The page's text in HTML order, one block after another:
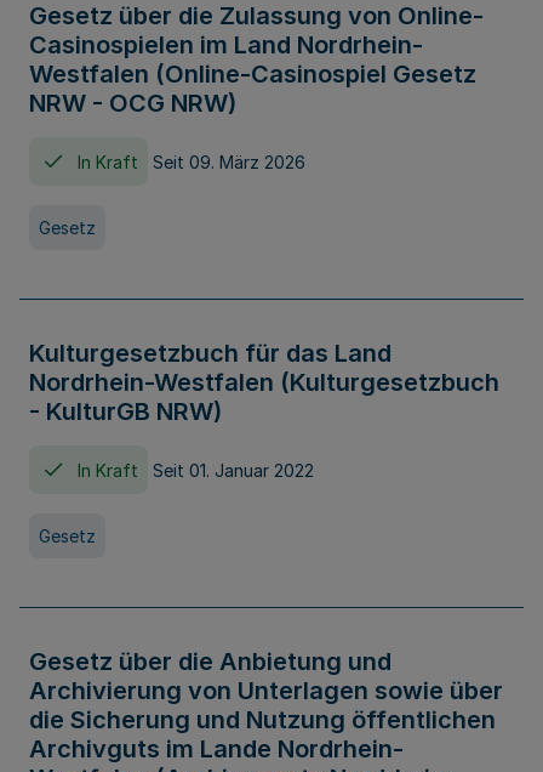
Gesetz über die Zulassung von Online-
Casinospielen im Land Nordrhein-
Westfalen (Online-Casinospiel Gesetz
NRW - OCG NRW)
In Kraft Seit 09. März 2026
Gesetz
Kulturgesetzbuch für das Land
Nordrhein-Westfalen (Kulturgesetzbuch
- KulturGB NRW)
In Kraft Seit 01. Januar 2022
Gesetz
Gesetz über die Anbietung und
Archivierung von Unterlagen sowie über
die Sicherung und Nutzung öffentlichen
Archivguts im Lande Nordrhein-